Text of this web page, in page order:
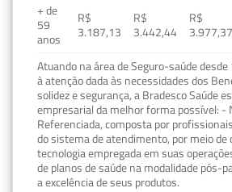
+ de
59
anos
R$
3.187,13
R$
3.442,44
R$
3.977,37
Atuando na área de Seguro-saúde
à atenção dada às necessidades dos
solidez e segurança, a Bradesco Saúde
empresarial da melhor forma possível: -
Referenciada, composta por
do sistema de atendimento, por meio
tecnologia empregada em suas
de planos de saúde na modalidade pós-
a excelência de seus produtos.